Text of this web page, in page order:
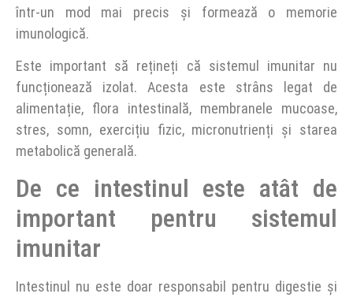
într-un mod mai precis și formează o memorie
imunologică.
Este important să rețineți că sistemul imunitar nu
funcționează izolat. Acesta este strâns legat de
alimentație, flora intestinală, membranele mucoase,
stres, somn, exercițiu fizic, micronutrienți și starea
metabolică generală.
De ce intestinul este atât de
important pentru sistemul
imunitar
Intestinul nu este doar responsabil pentru digestie și